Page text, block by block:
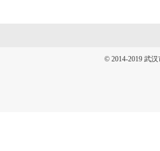
© 2014-2019 武